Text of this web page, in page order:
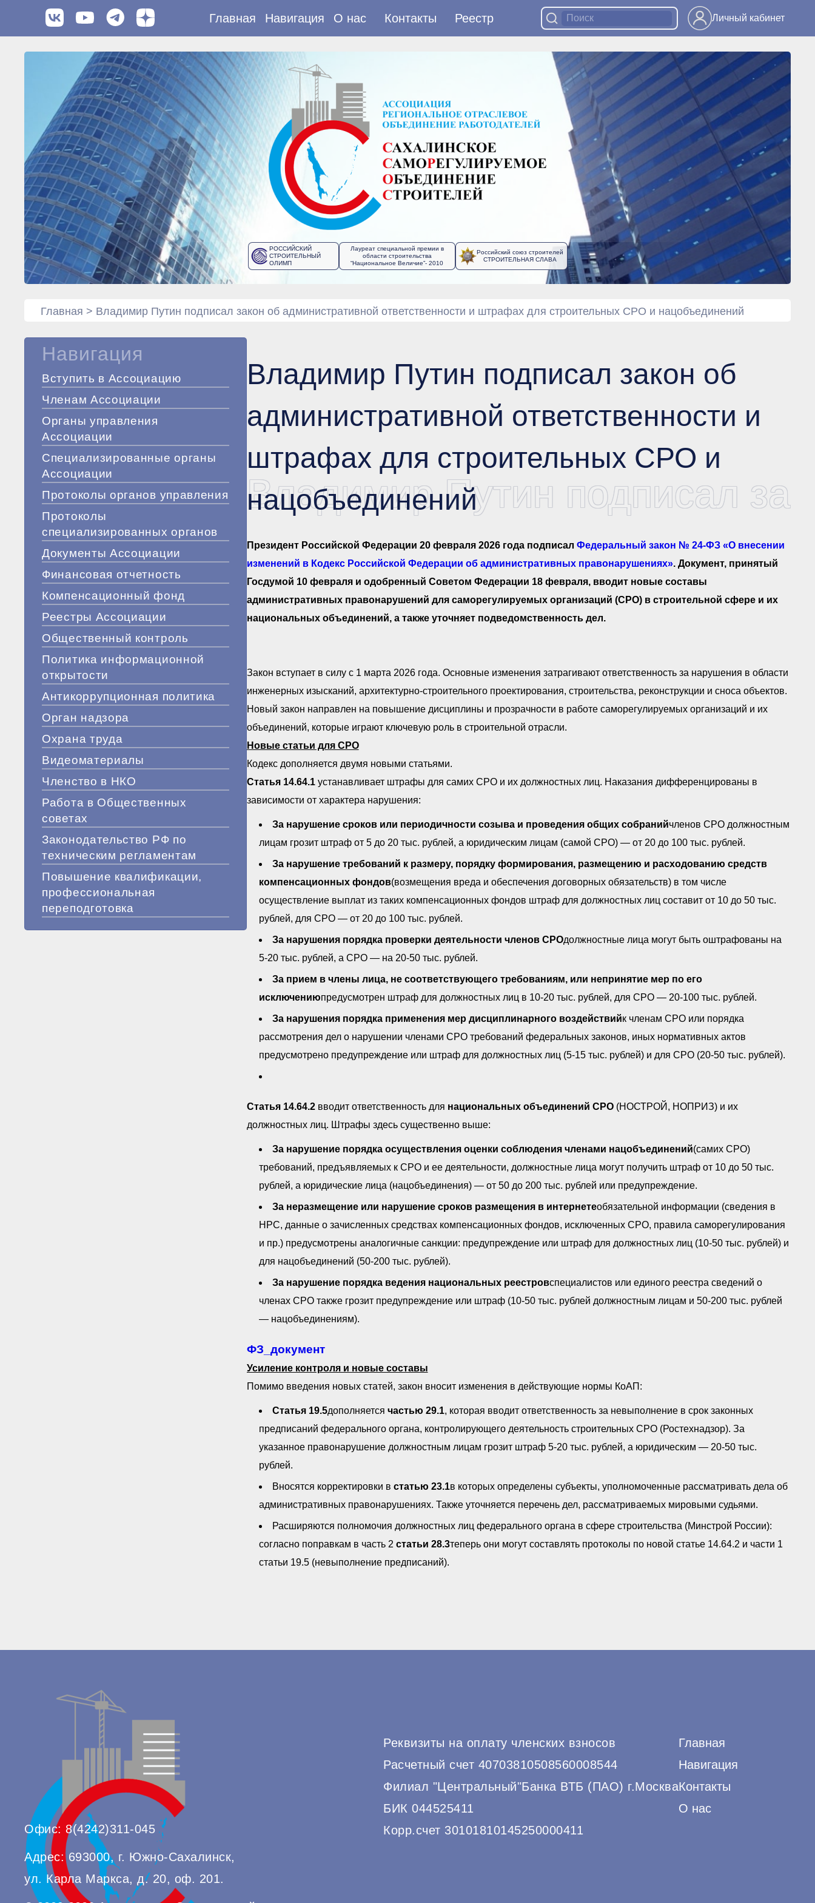
Главная Навигация О нас Контакты Реестр Личный кабинет
РОССИЙСКИЙ
СТРОИТЕЛЬНЫЙ
ОЛИМП
Лауреат специальной премии в
области строительства
“Национальное Величие”- 2010
Российский союз строителей
СТРОИТЕЛЬНАЯ СЛАВА
Главная > Владимир Путин подписал закон об административной ответственности и штрафах для строительных СРО и нацобъединений
Навигация
Вступить в Ассоциацию
Членам Ассоциации
Органы управления
Ассоциации
Специализированные органы
Ассоциации
Протоколы органов управления
Протоколы
специализированных органов
Документы Ассоциации
Финансовая отчетность
Компенсационный фонд
Реестры Ассоциации
Общественный контроль
Политика информационной
открытости
Антикоррупционная политика
Орган надзора
Охрана труда
Видеоматериалы
Членство в НКО
Работа в Общественных
советах
Законодательство РФ по
техническим регламентам
Повышение квалификации,
профессиональная
переподготовка
Владимир Путин подписал закон об
административной ответственности и
штрафах для строительных СРО и
нацобъединений
Владимир Путин подписал
Президент Российской Федерации 20 февраля 2026 года подписал Федеральный закон № 24-ФЗ «О внесении
изменений в Кодекс Российской Федерации об административных правонарушениях». Документ, принятый
Госдумой 10 февраля и одобренный Советом Федерации 18 февраля, вводит новые составы
административных правонарушений для саморегулируемых организаций (СРО) в строительной сфере и их
национальных объединений, а также уточняет подведомственность дел.
Закон вступает в силу с 1 марта 2026 года. Основные изменения затрагивают ответственность за нарушения в области
инженерных изысканий, архитектурно-строительного проектирования, строительства, реконструкции и сноса объектов.
Новый закон направлен на повышение дисциплины и прозрачности в работе саморегулируемых организаций и их
объединений, которые играют ключевую роль в строительной отрасли.
Новые статьи для СРО
Кодекс дополняется двумя новыми статьями.
Статья 14.64.1устанавливает штрафы для самих СРО и их должностных лиц. Наказания дифференцированы в
зависимости от характера нарушения:
За нарушение сроков или периодичности созыва и проведения общих собранийчленов СРО должностным
лицам грозит штраф от 5 до 20 тыс. рублей, а юридическим лицам (самой СРО) — от 20 до 100 тыс. рублей.
За нарушение требований к размеру, порядку формирования, размещению и расходованию средств
компенсационных фондов(возмещения вреда и обеспечения договорных обязательств) в том числе
осуществление выплат из таких компенсационных фондов штраф для должностных лиц составит от 10 до 50 тыс.
рублей, для СРО — от 20 до 100 тыс. рублей.
За нарушения порядка проверки деятельности членов СРОдолжностные лица могут быть оштрафованы на
5-20 тыс. рублей, а СРО — на 20-50 тыс. рублей.
За прием в члены лица, не соответствующего требованиям, или непринятие мер по его
исключениюпредусмотрен штраф для должностных лиц в 10-20 тыс. рублей, для СРО — 20-100 тыс. рублей.
За нарушения порядка применения мер дисциплинарного воздействийк членам СРО или порядка
рассмотрения дел о нарушении членами СРО требований федеральных законов, иных нормативных актов
предусмотрено предупреждение или штраф для должностных лиц (5-15 тыс. рублей) и для СРО (20-50 тыс. рублей).
Статья 14.64.2вводит ответственность для национальных объединений СРО(НОСТРОЙ, НОПРИЗ) и их
должностных лиц. Штрафы здесь существенно выше:
За нарушение порядка осуществления оценки соблюдения членами нацобъединений(самих СРО)
требований, предъявляемых к СРО и ее деятельности, должностные лица могут получить штраф от 10 до 50 тыс.
рублей, а юридические лица (нацобъединения) — от 50 до 200 тыс. рублей или предупреждение.
За неразмещение или нарушение сроков размещения в интернетеобязательной информации (сведения в
НРС, данные о зачисленных средствах компенсационных фондов, исключенных СРО, правила саморегулирования
и пр.) предусмотрены аналогичные санкции: предупреждение или штраф для должностных лиц (10-50 тыс. рублей) и
для нацобъединений (50-200 тыс. рублей).
За нарушение порядка ведения национальных реестровспециалистов или единого реестра сведений о
членах СРО также грозит предупреждение или штраф (10-50 тыс. рублей должностным лицам и 50-200 тыс. рублей
— нацобъединениям).
ФЗ_документ
Усиление контроля и новые составы
Помимо введения новых статей, закон вносит изменения в действующие нормы КоАП:
Статья 19.5дополняется частью 29.1, которая вводит ответственность за невыполнение в срок законных
предписаний федерального органа, контролирующего деятельность строительных СРО (Ростехнадзор). За
указанное правонарушение должностным лицам грозит штраф 5-20 тыс. рублей, а юридическим — 20-50 тыс.
рублей.
Вносятся корректировки в статью 23.1в которых определены субъекты, уполномоченные рассматривать дела об
административных правонарушениях. Также уточняется перечень дел, рассматриваемых мировыми судьями.
Расширяются полномочия должностных лиц федерального органа в сфере строительства (Минстрой России):
согласно поправкам в часть 2 статьи 28.3теперь они могут составлять протоколы по новой статье 14.64.2 и части 1
статьи 19.5 (невыполнение предписаний).
Реквизиты на оплату членских взносов
Расчетный счет 40703810508560008544
Филиал "Центральный"Банка ВТБ (ПАО) г.Москва
БИК 044525411
Корр.счет 30101810145250000411
Офис: 8(4242)311-045
Адрес: 693000, г. Южно-Сахалинск,
ул. Карла Маркса, д. 20, оф. 201.
Главная
Навигация
Контакты
О нас